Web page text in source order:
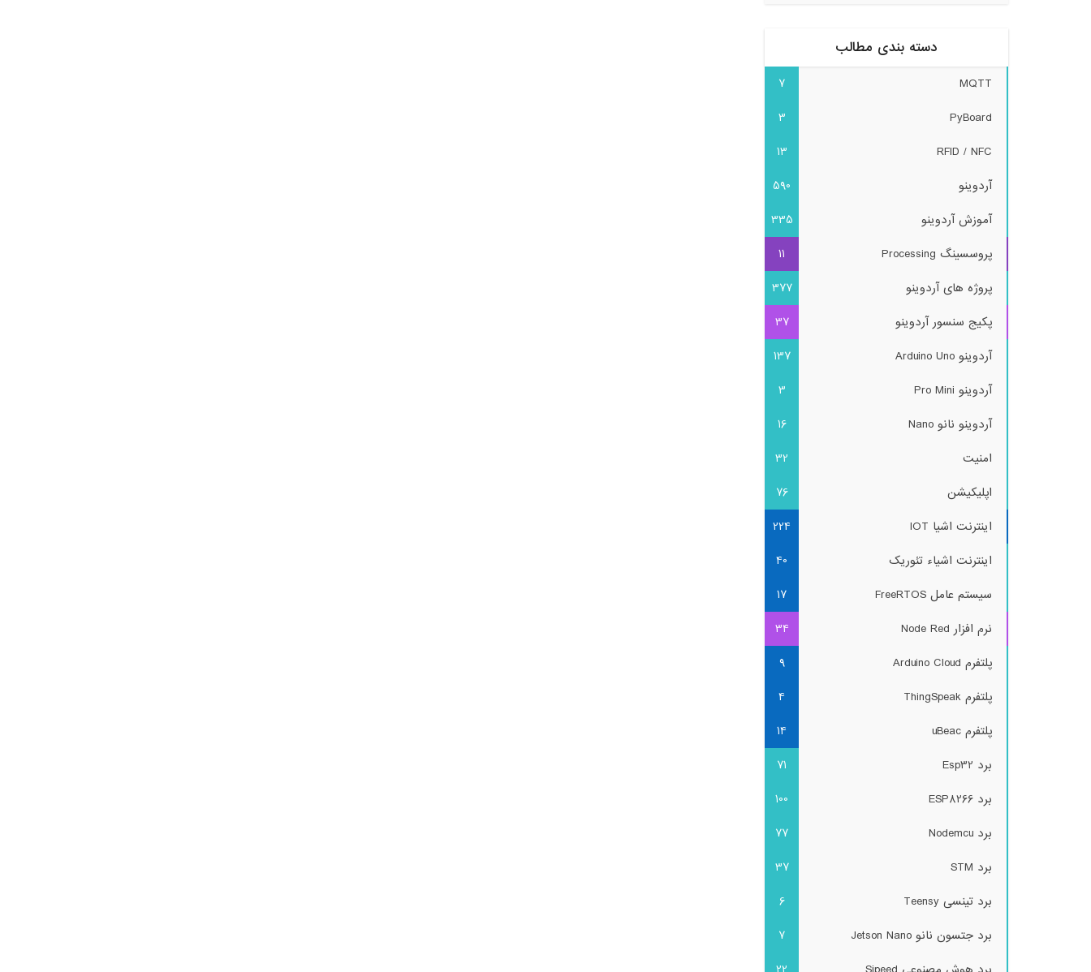
دسته بندی مطالب
MQTT
7
PyBoard
3
RFID / NFC
13
آردوینو
590
آموزش آردوینو
335
پروسسینگ Processing
11
پروژه های آردوینو
377
پکیج سنسور آردوینو
37
آردوینو Arduino Uno
137
آردوینو Pro Mini
3
آردوینو نانو Nano
16
امنیت
32
اپلیکیشن
76
اینترنت اشیا IOT
224
اینترنت اشیاء تئوریک
40
سیستم عامل FreeRTOS
17
نرم افزار Node Red
34
پلتفرم Arduino Cloud
9
پلتفرم ThingSpeak
4
پلتفرم uBeac
14
برد Esp32
71
برد ESP8266
100
برد Nodemcu
77
برد STM
37
برد تینسی Teensy
6
برد جتسون نانو Jetson Nano
7